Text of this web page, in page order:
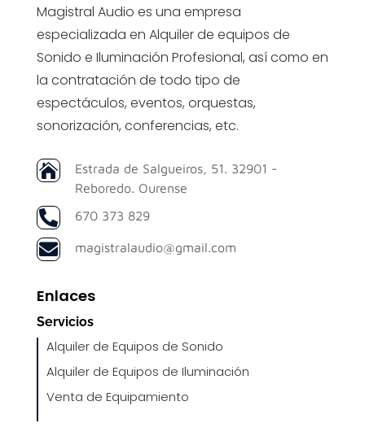
Magistral Audio es una empresa
especializada en Alquiler de equipos de
Sonido e Iluminación Profesional, así como en
la contratación de todo tipo de
espectáculos, eventos, orquestas,
sonorización, conferencias, etc.

Estrada de Salgueiros, 51. 32901 -
Reboredo. Ourense
 670 373 829
 magistralaudio@gmail.com
Enlaces
Servicios
Alquiler de Equipos de Sonido
Alquiler de Equipos de Iluminación
Venta de Equipamiento